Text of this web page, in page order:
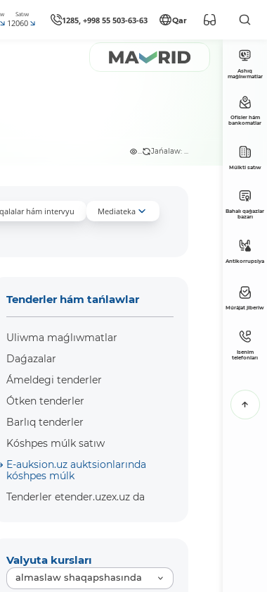
Satıw
12060 1285, +998 55 503-63-63 Qar
... Jańalaw: ...
hám intervyu
Mediateka
Tenderler hám tańlawlar
Uliwma maǵlıwmatlar
Daǵazalar
Ámeldegi tenderler
Ótken tenderler
Barlıq tenderler
Kóshpes múlk satıw
E-auksion.uz auktsionlarında
kóshpes múlk
Tenderler etender.uzex.uz da
Valyuta kursları
almaslaw shaqapshasında
Ashıq
maǵlıwmatlar
Ofisler hám
bankomatlar
Múlkti satıw
Bahalı qaǵazlar
bazarı
Antikorrupsiya
Múrájat jiberiw
Isenim
telefonları